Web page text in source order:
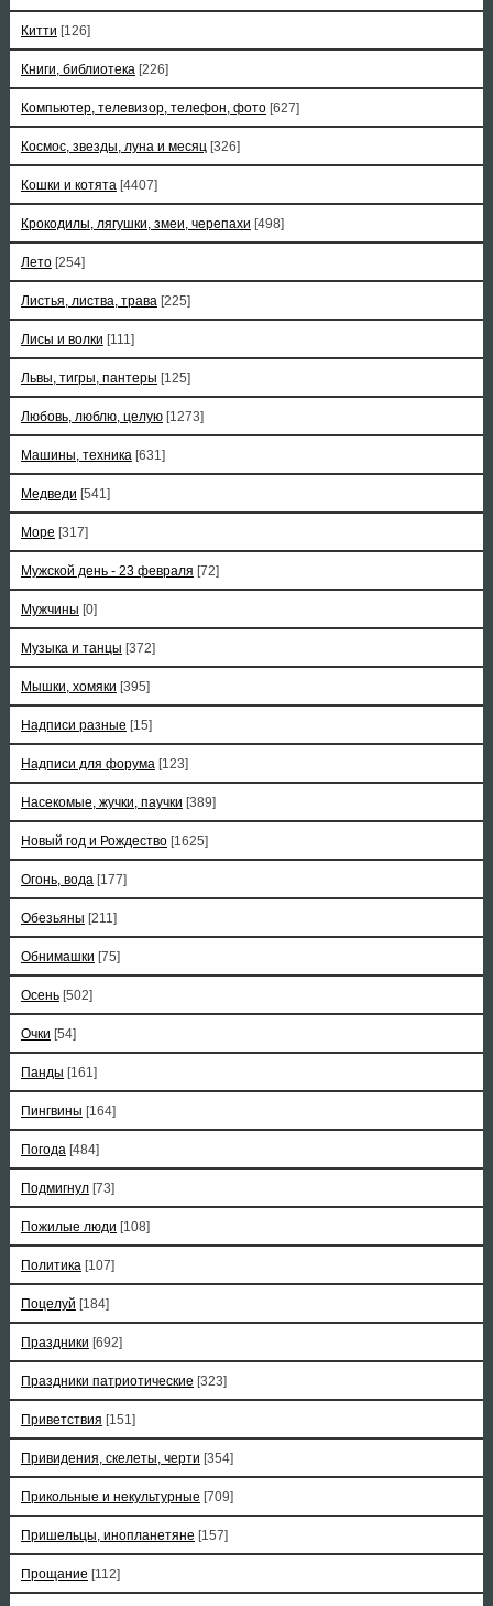
Китти [126]
Книги, библиотека [226]
Компьютер, телевизор, телефон, фото [627]
Космос, звезды, луна и месяц [326]
Кошки и котята [4407]
Крокодилы, лягушки, змеи, черепахи [498]
Лето [254]
Листья, листва, трава [225]
Лисы и волки [111]
Львы, тигры, пантеры [125]
Любовь, люблю, целую [1273]
Машины, техника [631]
Медведи [541]
Море [317]
Мужской день - 23 февраля [72]
Мужчины [0]
Музыка и танцы [372]
Мышки, хомяки [395]
Надписи разные [15]
Надписи для форума [123]
Насекомые, жучки, паучки [389]
Новый год и Рождество [1625]
Огонь, вода [177]
Обезьяны [211]
Обнимашки [75]
Осень [502]
Очки [54]
Панды [161]
Пингвины [164]
Погода [484]
Подмигнул [73]
Пожилые люди [108]
Политика [107]
Поцелуй [184]
Праздники [692]
Праздники патриотические [323]
Приветствия [151]
Привидения, скелеты, черти [354]
Прикольные и некультурные [709]
Пришельцы, инопланетяне [157]
Прощание [112]